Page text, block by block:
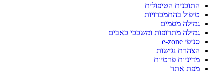
התוכנית הטיפולית
טיפול בהתמכרויות
גמילה מסמים
גמילה מתרופות ומשככי כאבים
סניפי e-zone
הצהרת נגישות
מדיניות פרטיות
מפת אתר